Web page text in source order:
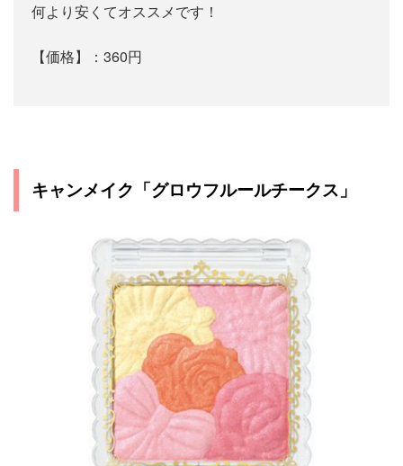
何より安くてオススメです！
【価格】：360円
キャンメイク「グロウフルールチークス」